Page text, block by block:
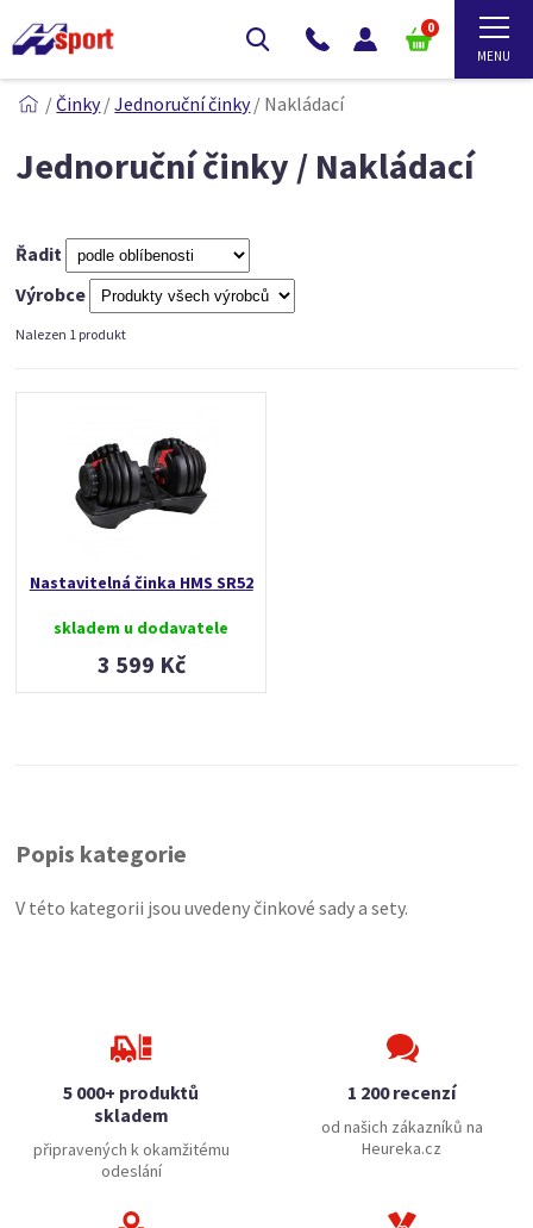
0
/Činky/Jednoruční činky/ Nakládací
Jednoruční činky / Nakládací
Řadit
Výrobce
Nalezen 1 produkt
Nastavitelná činka HMS SR52
skladem u dodavatele
3 599 Kč
Popis kategorie
V této kategorii jsou uvedeny činkové sady a sety.
5 000+ produktů
skladem
připravených k okamžitému
odeslání
1 200 recenzí
od našich zákazníků na
Heureka.cz